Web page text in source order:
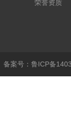
荣誉资质
备案号：鲁ICP备